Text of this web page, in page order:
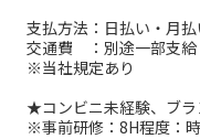
支払方法：日払い・月
交通費 ：別途一部支給
※当社規定あり
★コンビニ未経験、ブラ
※事前研修：8H程度：